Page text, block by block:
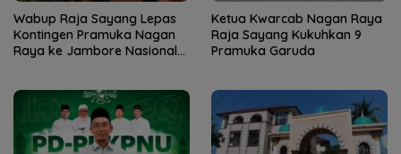
Wabup Raja Sayang Lepas
Kontingen Pramuka Nagan
Raya ke Jambore Nasional
Ketua Kwarcab Nagan Raya
Raja Sayang Kukuhkan 9
Pramuka Garuda